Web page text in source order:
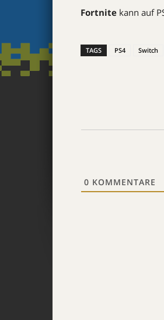
Fortnite kann auf
TAGS PS4 Switch
0 KOMMENTARE